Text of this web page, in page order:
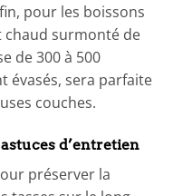
pour les boissons
chaud surmonté de
de 300 à 500
évasés, sera parfaite
couches.
d’entretien
préserver la